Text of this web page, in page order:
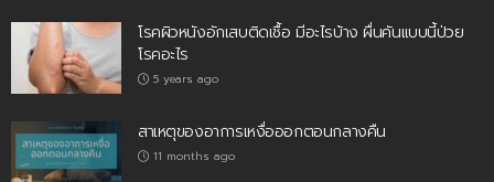
โรคผิวหนังอักเสบติดเชื้อ มีอะไรบ้าง ผื่นคันแบบนี้ป่วย
โรคอะไร
5 years ago
สาเหตุของอาการเหงื่อออกตอนกลางคืน
11 months ago